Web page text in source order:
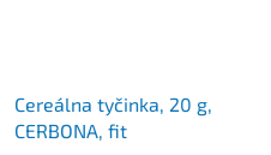
Cereálna tyčinka, 20 g,
CERBONA, fit